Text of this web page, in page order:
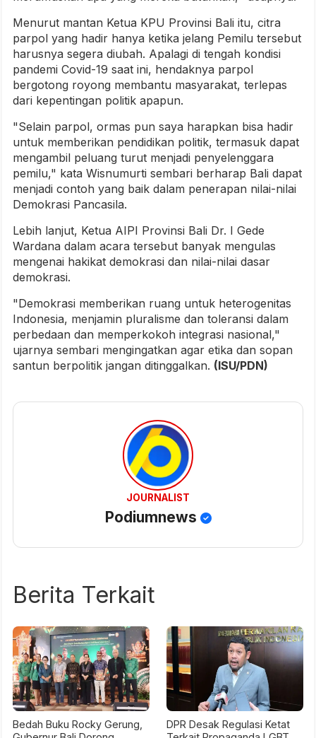
Menurut mantan Ketua KPU Provinsi Bali itu, citra
parpol yang hadir hanya ketika jelang Pemilu tersebut
harusnya segera diubah. Apalagi di tengah kondisi
pandemi Covid-19 saat ini, hendaknya parpol
bergotong royong membantu masyarakat, terlepas
dari kepentingan politik apapun.
"Selain parpol, ormas pun saya harapkan bisa hadir
untuk memberikan pendidikan politik, termasuk dapat
mengambil peluang turut menjadi penyelenggara
pemilu," kata Wisnumurti sembari berharap Bali dapat
menjadi contoh yang baik dalam penerapan nilai-nilai
Demokrasi Pancasila.
Lebih lanjut, Ketua AIPI Provinsi Bali Dr. I Gede
Wardana dalam acara tersebut banyak mengulas
mengenai hakikat demokrasi dan nilai-nilai dasar
demokrasi.
"Demokrasi memberikan ruang untuk heterogenitas
Indonesia, menjamin pluralisme dan toleransi dalam
perbedaan dan memperkokoh integrasi nasional,"
ujarnya sembari mengingatkan agar etika dan sopan
santun berpolitik jangan ditinggalkan. (ISU/PDN)
JOURNALIST
Podiumnews
Berita Terkait
Bedah Buku Rocky Gerung,
DPR Desak Regulasi Ketat